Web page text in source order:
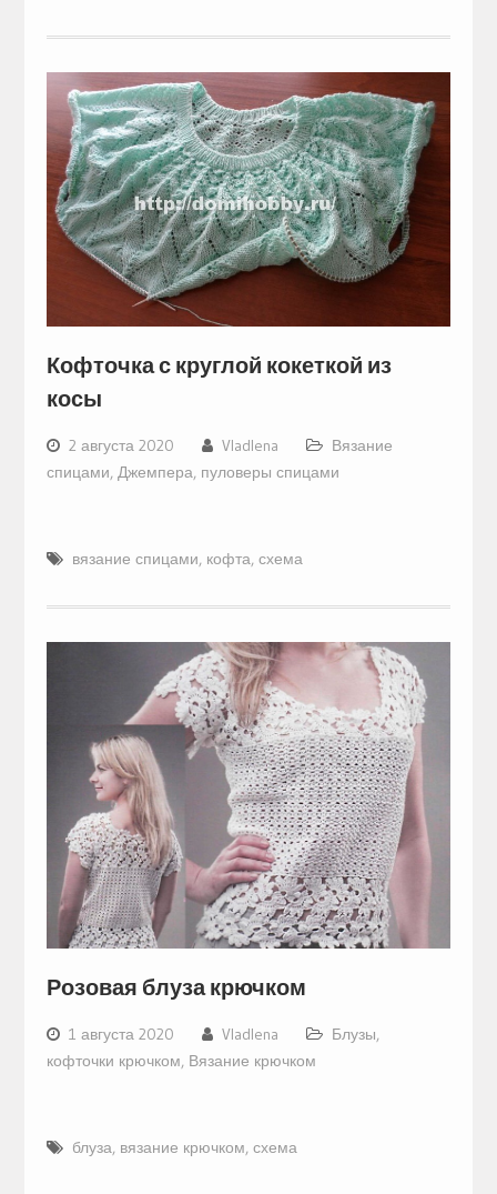
Кофточка с круглой кокеткой из
косы
2 августа 2020 Vladlena
Вязание
спицами, Джемпера, пуловеры спицами
вязание спицами, кофта, схема
Розовая блуза крючком
1 августа 2020 Vladlena
Блузы,
кофточки крючком, Вязание крючком
блуза, вязание крючком, схема